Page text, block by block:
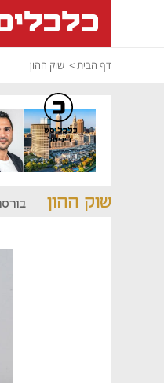
דף הבית שוק ההון
שוק ההון
כלכליסט
דיגיטל